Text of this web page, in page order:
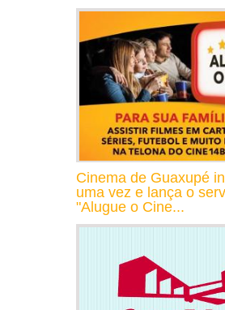
Cinema de Guaxupé
uma vez e lança o
"Alugue o Cine...